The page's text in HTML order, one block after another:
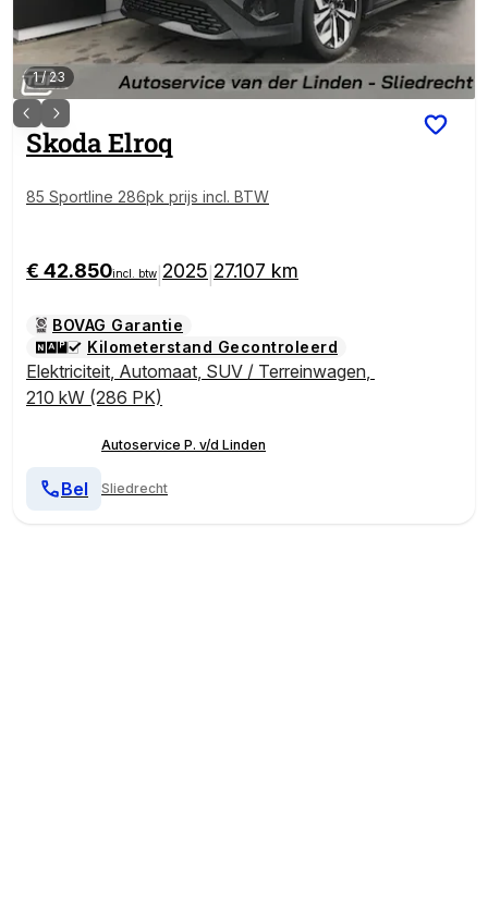
1/23
SkodaElroq
85 Sportline 286pk prijs incl. BTW
€ 42.850incl. btw 2025 27.107 km
BOVAG Garantie
Kilometerstand Gecontroleerd
Elektriciteit, Automaat, SUV / Terreinwagen,
210 kW (286 PK)
Autoservice P. v/d Linden
Sliedrecht
Bel